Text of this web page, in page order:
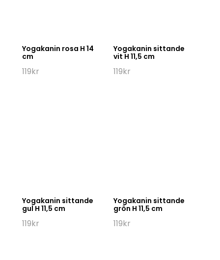
Yogakanin rosa H 14
cm
119kr
Yogakanin sittande
vit H 11,5 cm
119kr
Yogakanin sittande
gul H 11,5 cm
119kr
Yogakanin sittande
grön H 11,5 cm
119kr